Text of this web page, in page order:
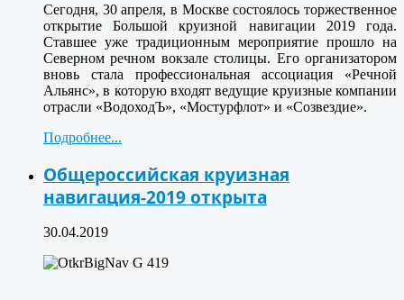
Сегодня, 30 апреля, в Москве состоялось торжественное
открытие Большой круизной навигации 2019 года.
Ставшее уже традиционным мероприятие прошло на
Северном речном вокзале столицы. Его организатором
вновь стала профессиональная ассоциация «Речной
Альянс», в которую входят ведущие круизные компании
отрасли «ВодоходЪ», «Мостурфлот» и «Созвездие».
Подробнее...
Общероссийская круизная
навигация-2019 открыта
30.04.2019